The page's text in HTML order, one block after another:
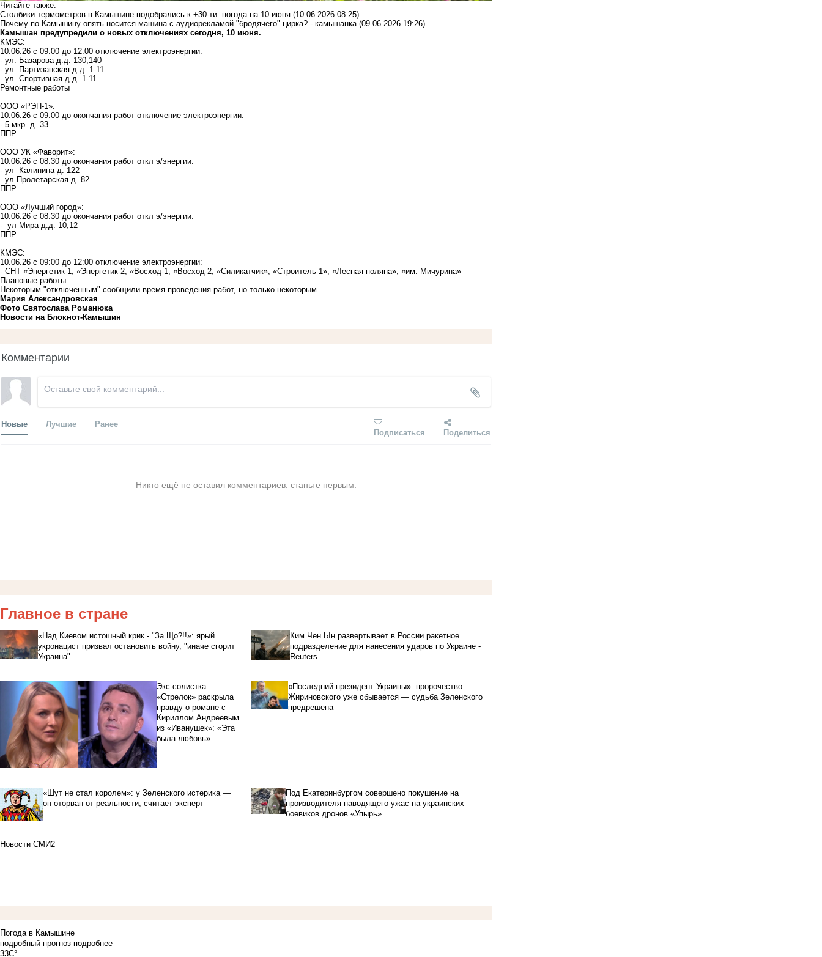
Читайте также:
Столбики термометров в Камышине подобрались к +30-ти: погода на 10 июня (10.06.2026 08:25)
Почему по Камышину опять носится машина с аудиорекламой "бродячего" цирка? - камышанка (09.06.2026 19:26)
Камышан предупредили о новых отключениях сегодня, 10 июня.
КМЭС:
10.06.26 с 09:00 до 12:00 отключение электроэнергии:
- ул. Базарова д.д. 130,140
- ул. Партизанская д.д. 1-11
- ул. Спортивная д.д. 1-11
Ремонтные работы
ООО «РЭП-1»:
10.06.26 с 09:00 до окончания работ отключение электроэнергии:
- 5 мкр. д. 33
ППР
ООО УК «Фаворит»:
10.06.26 с 08.30 до окончания работ откл э/энергии:
- ул Калинина д. 122
- ул Пролетарская д. 82
ППР
ООО «Лучший город»:
10.06.26 с 08.30 до окончания работ откл э/энергии:
- ул Мира д.д. 10,12
ППР
КМЭС:
10.06.26 с 09:00 до 12:00 отключение электроэнергии:
- СНТ «Энергетик-1, «Энергетик-2, «Восход-1, «Восход-2, «Силикатчик», «Строитель-1», «Лесная поляна», «им. Мичурина»
Плановые работы
Некоторым "отключенным" сообщили время проведения работ, но только некоторым.
Мария Александровская
Фото Святослава Романюка
Новости на Блoкнoт-Камышин
Комментарии
Новые Лучшие Ранее
Подписаться Поделиться
Никто ещё не оставил комментариев, станьте первым.
Главное в стране
«Над Киевом истошный крик - "За Що?!!»: ярый
укронацист призвал остановить войну, "иначе сгорит
Украина"
Ким Чен Ын развертывает в России ракетное
подразделение для нанесения ударов по Украине -
Reuters
Экс-солистка
«Стрелок» раскрыла
правду о романе с
Кириллом Андреевым
из «Иванушек»: «Эта
была любовь»
«Последний президент Украины»: пророчество
Жириновского уже сбывается — судьба Зеленского
предрешена
«Шут не стал королем»: у Зеленского истерика —
он оторван от реальности, считает эксперт
Под Екатеринбургом совершено покушение на
производителя наводящего ужас на украинских
боевиков дронов «Упырь»
Новости СМИ2
Погода в Камышине
подробный прогноз подробнее
33C°